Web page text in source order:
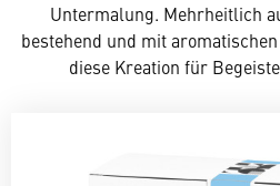
Untermalung. Mehrheitlich
bestehend und mit
diese Kreation für